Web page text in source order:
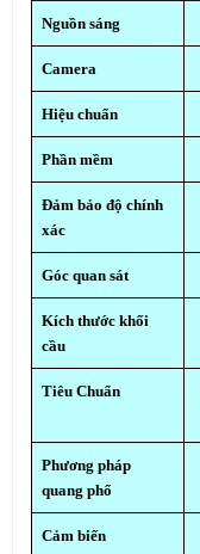
Nguồn sáng
Camera
Hiệu chuẩn
Phần mềm
Đảm bảo độ chính
xác
Góc quan sát
Kích thước khối
cầu
Tiêu Chuẩn
Phương pháp
quang phổ
Cảm biến